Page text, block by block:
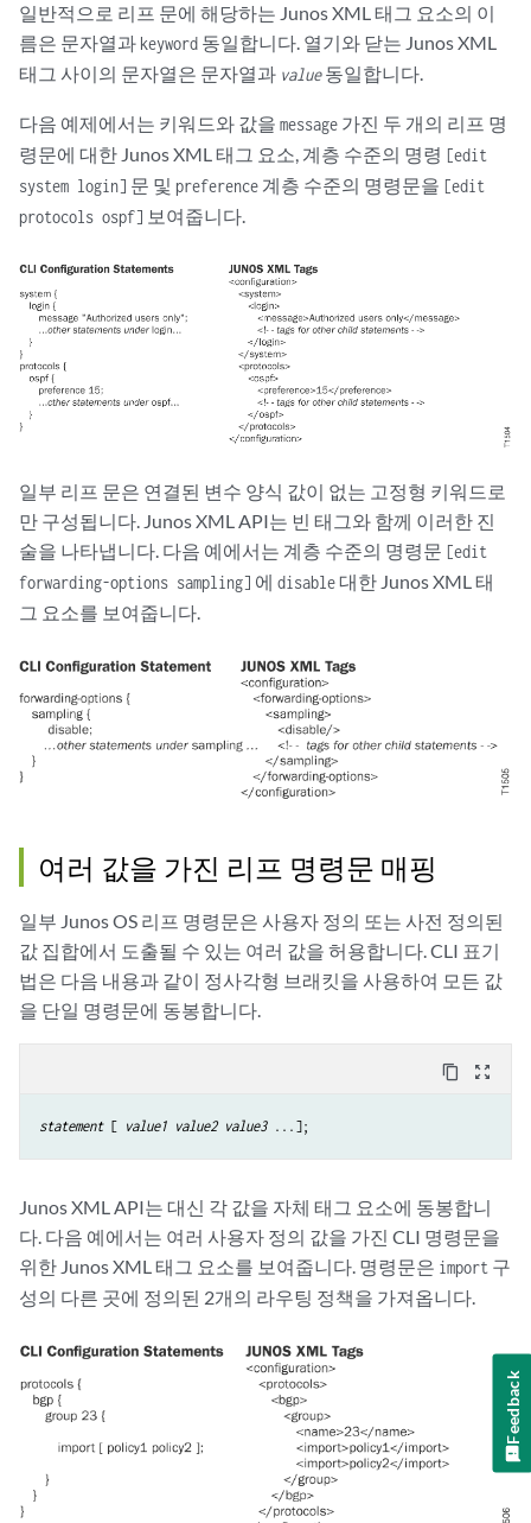
일반적으로 리프 문에 해당하는 Junos XML 태그 요소의 이
름은 문자열과 keyword 동일합니다. 열기와 닫는 Junos XML
태그 사이의 문자열은 문자열과 value동일합니다.
다음 예제에서는 키워드와 값을 message 가진 두 개의 리프 명
령문에 대한 Junos XML 태그 요소, 계층 수준의 명령 [edit
system login] 문 및 preference 계층 수준의 명령문을 [edit
protocols ospf] 보여줍니다.
일부 리프 문은 연결된 변수 양식 값이 없는 고정형 키워드로
만 구성됩니다. Junos XML API는 빈 태그와 함께 이러한 진
술을 나타냅니다. 다음 예에서는 계층 수준의 명령문 [edit
forwarding-options sampling] 에 disable대한 Junos XML 태
그 요소를 보여줍니다.
여러 값을 가진 리프 명령문 매핑
일부 Junos OS 리프 명령문은 사용자 정의 또는 사전 정의된
값 집합에서 도출될 수 있는 여러 값을 허용합니다. CLI 표기
법은 다음 내용과 같이 정사각형 브래킷을 사용하여 모든 값
을 단일 명령문에 동봉합니다.
content_copy zoom_out_map
statement [ value1 value2 value3
Junos XML API는 대신 각 값을 자체 태그 요소에 동봉합니
다. 다음 예에서는 여러 사용자 정의 값을 가진 CLI 명령문을
위한 Junos XML 태그 요소를 보여줍니다. 명령문은 import 구
성의 다른 곳에 정의된 2개의 라우팅 정책을 가져옵니다.
Feedback